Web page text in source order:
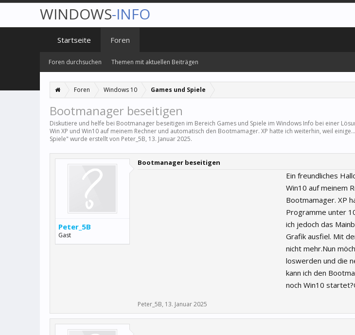
Foren Windows 10 Games und Spiele
Bootmanager beseitigen
Diskutiere und helfe bei Bootmanager beseitigen im Bereich Games und Spiele im Windows Info bei einer
Win XP und Win10 auf meinem Rechner und automatisch den Bootmamager. XP hatte ich weiterhin, weil
Spiele" wurde erstellt von Peter_5B, 13. Januar 2025.
Peter_5B
Gast
Bootmanager beseitigen
Ein freundliches
Win10 auf meinem
Bootmamager. XP
Programme unter
ich jedoch das
Grafik ausfiel. Mit
nicht mehr.Nun
loswerden und die
kann ich den
noch Win10
Peter_5B, 13. Januar 2025
WINDOWS-INFO
Startseite Foren
Foren durchsuchen Themen mit aktuellen Beiträgen